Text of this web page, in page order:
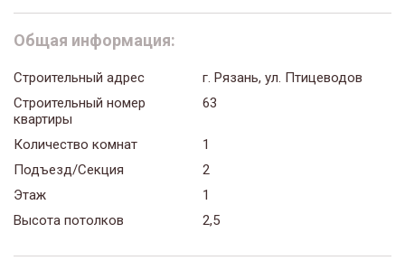
Общая информация:
Строительный адрес
г. Рязань, ул. Птицеводов
Строительный номер
квартиры
63
Количество комнат
1
Подъезд/Секция
2
Этаж
1
Высота потолков
2,5